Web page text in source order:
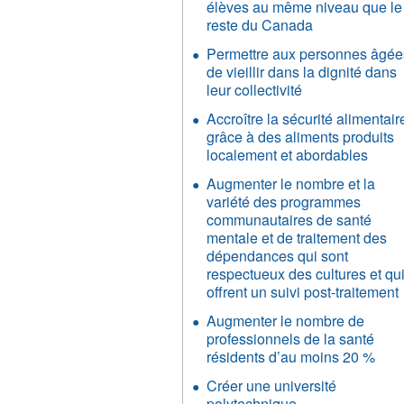
élèves au même niveau que le
reste du Canada
Permettre aux personnes
de vieillir dans la dignité dans
leur collectivité
Accroître la sécurité
grâce à des aliments produits
localement et abordables
Augmenter le nombre et la
variété des programmes
communautaires de santé
mentale et de traitement des
dépendances qui sont
respectueux des cultures et qui
offrent un suivi post-traitement
Augmenter le nombre de
professionnels de la santé
résidents d’au moins 20 %
Créer une université